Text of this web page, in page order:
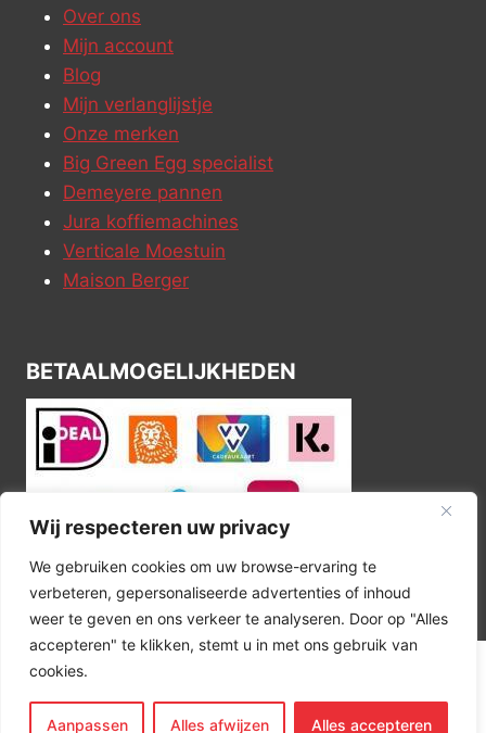
Wij respecteren uw privacy
We gebruiken cookies om uw browse-ervaring te
verbeteren, gepersonaliseerde advertenties of inhoud
weer te geven en ons verkeer te analyseren. Door op "Alles
accepteren" te klikken, stemt u in met ons gebruik van
cookies.
Aanpassen Alles afwijzen Alles accepteren
Over ons
Mijn account
Blog
Mijn verlanglijstje
Onze merken
Big Green Egg specialist
Demeyere pannen
Jura koffiemachines
Verticale Moestuin
Maison Berger
BETAALMOGELIJKHEDEN
© 2026 Kitchen Corner